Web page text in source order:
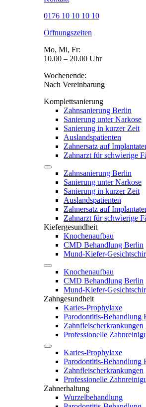
0176 10 10 10 10
Öffnungszeiten
Mo, Mi, Fr:
10.00 – 20.00 Uhr
Wochenende:
Nach Vereinbarung
Komplettsanierung
Zahnsanierung Berlin
Sanierung unter Narkose
Sanierung in kurzer Zeit
Auslandspatienten
Zahnersatz auf
Zahnarzt für schwierige
Zahnsanierung Berlin
Sanierung unter Narkose
Sanierung in kurzer Zeit
Auslandspatienten
Zahnersatz auf
Zahnarzt für schwierige
Kiefergesundheit
Knochenaufbau
CMD Behandlung Berlin
Mund-Kiefer-
Knochenaufbau
CMD Behandlung Berlin
Mund-Kiefer-
Zahngesundheit
Karies-Prophylaxe
Parodontitis-Behandlung
Zahnfleischerkrankungen
Professionelle
Karies-Prophylaxe
Parodontitis-Behandlung
Zahnfleischerkrankungen
Professionelle
Zahnerhaltung
Wurzelbehandlung